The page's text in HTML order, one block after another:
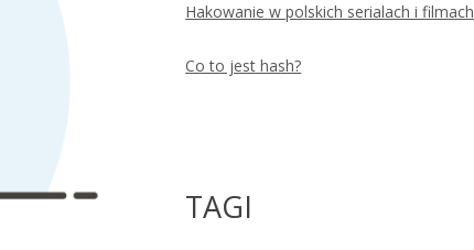
Hakowanie w polskich serialach i filmach
Co to jest hash?
TAGI